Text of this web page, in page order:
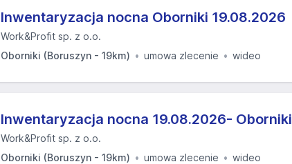
Inwentaryzacja nocna Oborniki 19.08.2026​
Work&Profit sp. z o.o.
Oborniki (Boruszyn - 19km)
umowa zlecenie wideo
Inwentaryzacja nocna 19.08.2026- Oborniki
Work&Profit sp. z o.o.
Oborniki (Boruszyn - 19km)
umowa zlecenie wideo